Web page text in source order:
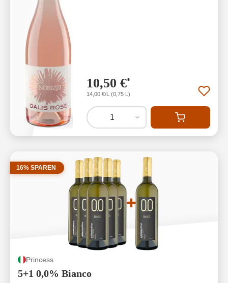
10,50 €*
14,00 €/L (0,75 L)
1
16% SPAREN
Princess
5+1 0,0% Bianco